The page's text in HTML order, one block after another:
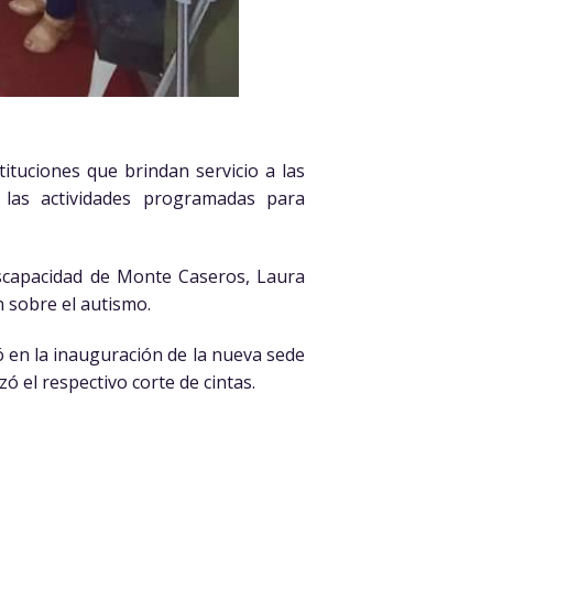
que brindan servicio a las
actividades programadas para
de Monte Caseros, Laura
sobre el autismo.
la inauguración de la nueva sede
el respectivo corte de cintas.